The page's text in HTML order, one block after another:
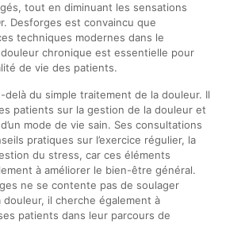
tout en diminuant les sensations
Desforges est convaincu que
techniques modernes dans le
chronique est essentielle pour
de vie des patients.
delà du simple traitement de la douleur. Il
patients sur la gestion de la douleur et
mode de vie sain. Ses consultations
pratiques sur l’exercice régulier, la
du stress, car ces éléments
à améliorer le bien-être général.
ne se contente pas de soulager
douleur, il cherche également à
patients dans leur parcours de